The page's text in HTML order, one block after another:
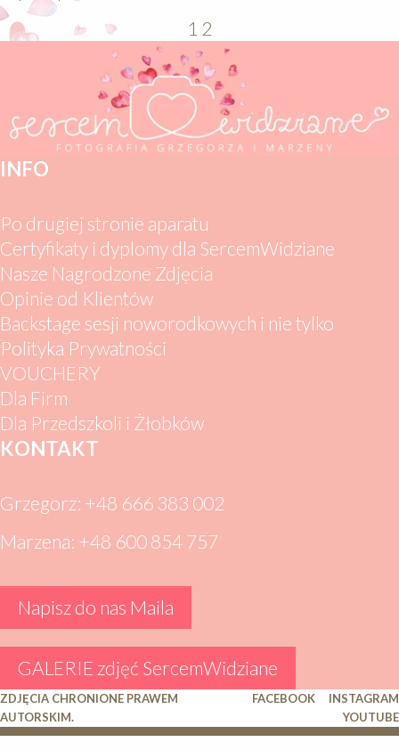
1 2
INFO
Po drugiej stronie aparatu
Certyfikaty i dyplomy dla SercemWidziane
Nasze Nagrodzone Zdjęcia
Opinie od Klientów
Backstage sesji noworodkowych i nie tylko
Polityka Prywatności
VOUCHERY
Dla Firm
Dla Przedszkoli i Żłobków
KONTAKT
Grzegorz: +48 666 383 002
Marzena: +48 600 854 757
Napisz do nas Maila
GALERIE zdjęć SercemWidziane
ZDJĘCIA CHRONIONE PRAWEM
AUTORSKIM.
FACEBOOK
INSTAGRAM
YOUTUBE